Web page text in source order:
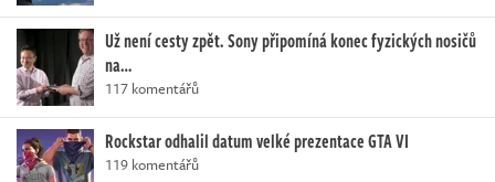
Už není cesty zpět. Sony připomíná konec fyzických nosičů
na…
117 komentářů
Rockstar odhalil datum velké prezentace GTA VI
119 komentářů